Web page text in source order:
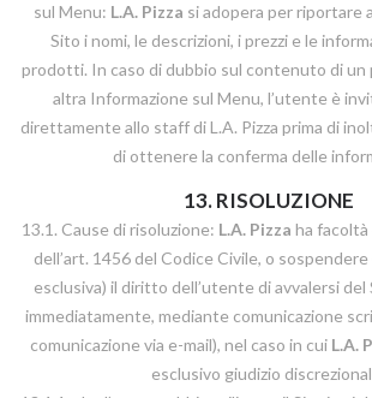
sul Menu: L.A. Pizza si adopera per riportare
Sito i nomi, le descrizioni, i prezzi e le
prodotti. In caso di dubbio sul contenuto di un
altra Informazione sul Menu, l’utente è
direttamente allo staff di L.A. Pizza prima di
di ottenere la conferma delle
13. RISOLUZIONE
13.1. Cause di risoluzione: L.A. Pizza ha facoltà
dell’art. 1456 del Codice Civile, o
esclusiva) il diritto dell’utente di avvalersi del
immediatamente, mediante comunicazione
comunicazione via e-mail), nel caso in cui L.A.
esclusivo giudizio